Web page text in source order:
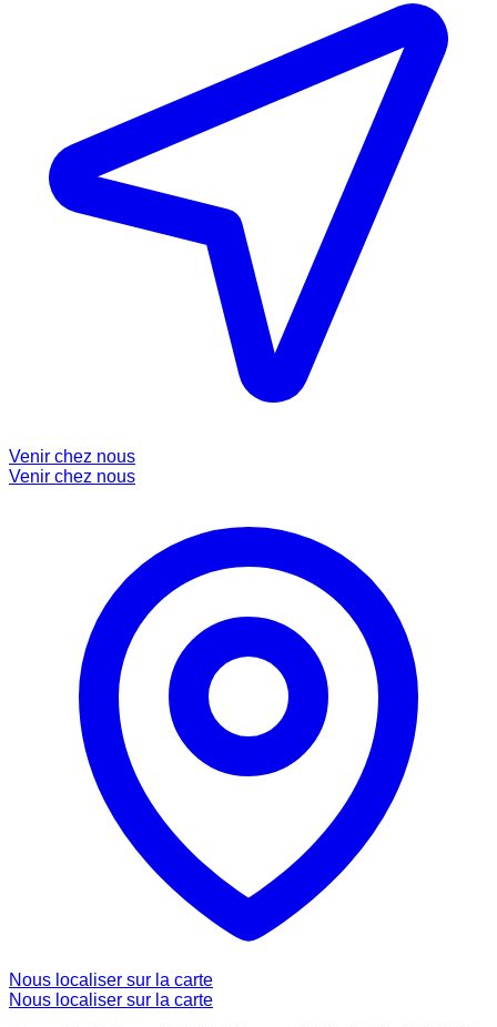
Venir chez nous
Venir chez nous
Nous localiser sur la carte
Nous localiser sur la carte